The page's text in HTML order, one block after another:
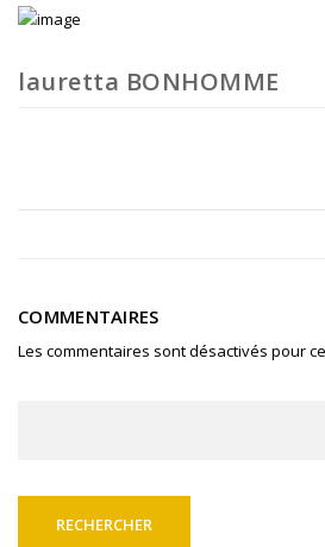
lauretta BONHOMME
COMMENTAIRES
Les commentaires sont désactivés pour